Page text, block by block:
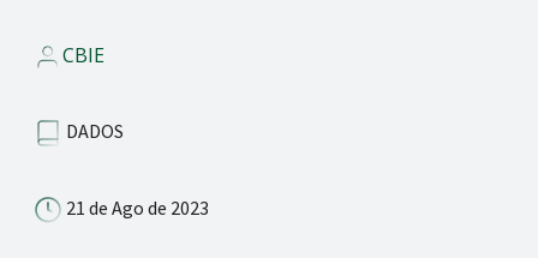
CBIE
DADOS
21 de Ago de 2023